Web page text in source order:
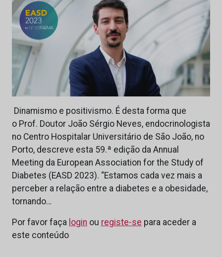
Dinamismo e positivismo. É desta forma que
o Prof. Doutor João Sérgio Neves, endocrinologista
no Centro Hospitalar Universitário de São João, no
Porto, descreve esta 59.ª edição da Annual
Meeting da European Association for the Study of
Diabetes (EASD 2023). “Estamos cada vez mais a
perceber a relação entre a diabetes e a obesidade,
tornando…
Por favor faça login ou registe-se para aceder a
este conteúdo